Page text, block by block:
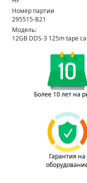
Номер партии
295515-B21
Модель:
12GB DDS-3 125m tape
Более 10 лет на
Гарантия на